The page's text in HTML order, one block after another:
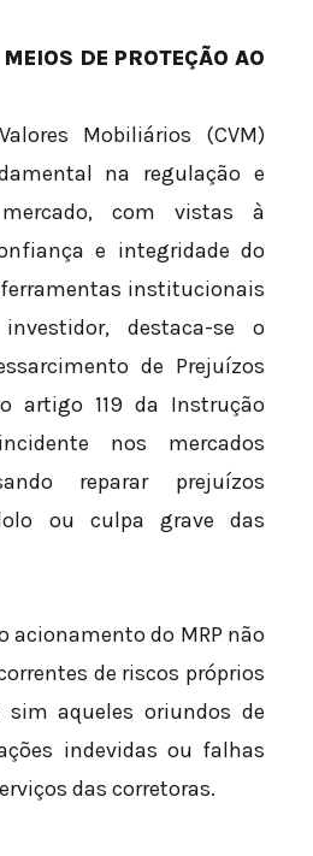
DE PROTEÇÃO AO
Mobiliários (CVM)
na regulação e
com vistas à
e integridade do
institucionais
destaca-se o
de Prejuízos
artigo 119 da Instrução
nos mercados
reparar prejuízos
ou culpa grave das
acionamento do MRP não
de riscos próprios
sim aqueles oriundos de
indevidas ou falhas
das corretoras.